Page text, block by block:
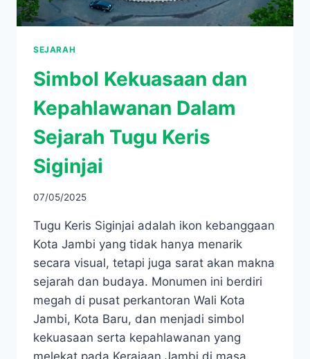
SEJARAH
Simbol Kekuasaan dan
Kepahlawanan Dalam
Sejarah Tugu Keris
Siginjai
07/05/2025
Tugu Keris Siginjai adalah ikon kebanggaan
Kota Jambi yang tidak hanya menarik
secara visual, tetapi juga sarat akan makna
sejarah dan budaya. Monumen ini berdiri
megah di pusat perkantoran Wali Kota
Jambi, Kota Baru, dan menjadi simbol
kekuasaan serta kepahlawanan yang
melekat pada Kerajaan Jambi di masa